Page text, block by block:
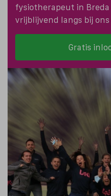
fysiotherapeut in Breda
vrijblijvend langs bij
Gratis